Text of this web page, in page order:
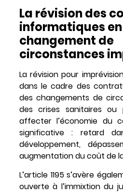
La révision des
informatiques
changement de
circonstances
La révision pour
dans le cadre des
des changements de
des crises sanitaires ou
affecter l’économie du
significative : retard
développement,
augmentation du coût de
L’article 1195 s’avère
ouverte à l’immixtion du